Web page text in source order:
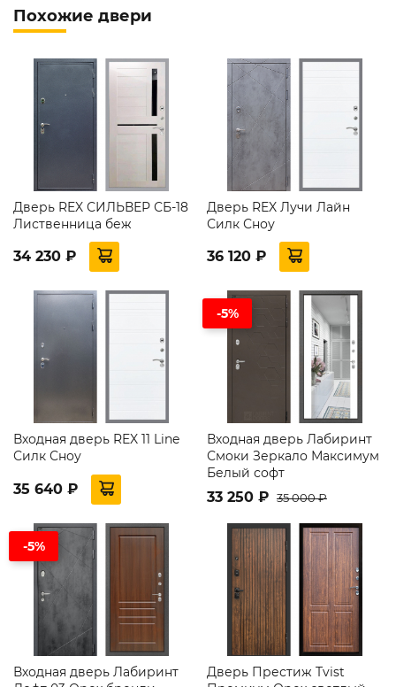
Похожие двери
Дверь REX СИЛЬВЕР СБ-18
Лиственница беж
34 230 ₽
Дверь REX Лучи Лайн
Силк Сноу
36 120 ₽
Входная дверь REX 11 Line
Силк Сноу
35 640 ₽
-5%
Входная дверь Лабиринт
Смоки Зеркало Максимум
Белый софт
33 250 ₽ 35 000 ₽
-5%
Входная дверь Лабиринт
Дверь Престиж Tvist